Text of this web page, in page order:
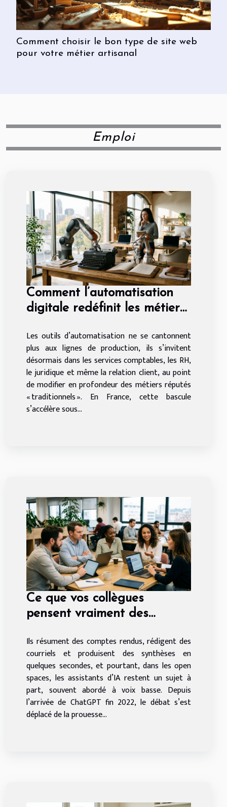
Comment choisir le bon type de site web
pour votre métier artisanal
Emploi
Comment l’automatisation
digitale redéfinit les métiers
Les outils d’automatisation ne se cantonnent
plus aux lignes de production, ils s’invitent
désormais dans les services comptables, les RH,
le juridique et même la relation client, au point
de modifier en profondeur des métiers réputés
« traditionnels ». En France, cette bascule
s’accélère sous...
Ce que vos collègues
pensent vraiment des
fascination et défiance
Ils résument des comptes rendus, rédigent des
courriels et produisent des synthèses en
quelques secondes, et pourtant, dans les open
spaces, les assistants d’IA restent un sujet à
part, souvent abordé à voix basse. Depuis
l’arrivée de ChatGPT fin 2022, le débat s’est
déplacé de la prouesse...